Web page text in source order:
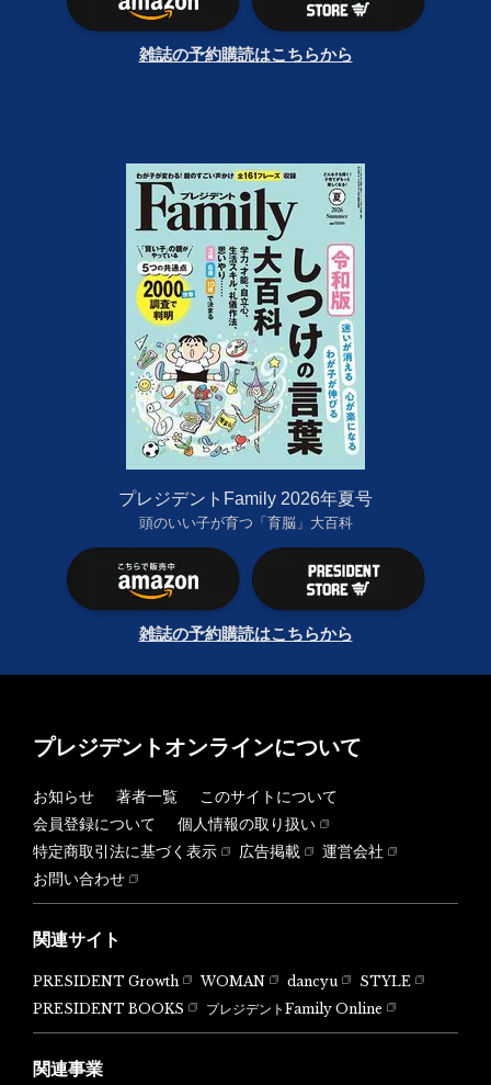
雑誌の予約購読はこちらから
プレジデントFamily 2026年夏号
頭のいい子が育つ「育脳」大百科
雑誌の予約購読はこちらから
プレジデントオンラインについて
お知らせ 著者一覧
このサイトについて
会員登録について
個人情報の取り扱い
特定商取引法に基づく表示
広告掲載
運営会社
お問い合わせ
関連サイト
PRESIDENT Growth WOMAN dancyu
STYLE
PRESIDENT BOOKS
プレジデントFamily Online
関連事業